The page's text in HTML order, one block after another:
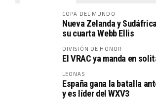
COPA DEL MUNDO
Nueva Zelanda y
su cuarta Webb Ellis
DIVISIÓN DE HONOR
El VRAC ya manda en
LEONAS
España gana la batalla
y es líder del WXV3